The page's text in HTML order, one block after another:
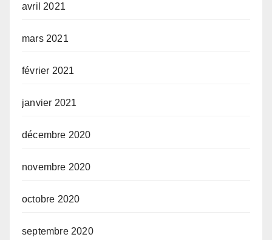
avril 2021
mars 2021
février 2021
janvier 2021
décembre 2020
novembre 2020
octobre 2020
septembre 2020